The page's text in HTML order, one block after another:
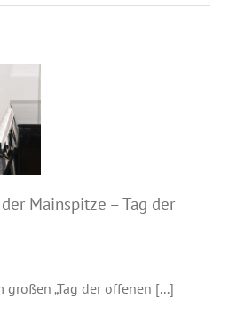
Mainspitze – Tag der
„Tag der offenen [...]